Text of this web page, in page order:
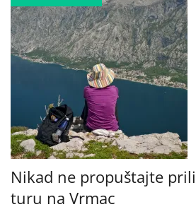
Nikad ne propuštajte
turu na Vrmac